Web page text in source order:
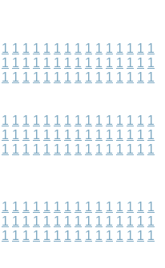
1 1 1 1 1 1 1 1 1 1 1 1 1 1 1
1 1 1 1 1 1 1 1 1 1 1 1 1 1 1
1 1 1 1 1 1 1 1 1 1 1 1 1 1 1
1 1 1 1 1 1 1 1 1 1 1 1 1 1 1
1 1 1 1 1 1 1 1 1 1 1 1 1 1 1
1 1 1 1 1 1 1 1 1 1 1 1 1 1 1
1 1 1 1 1 1 1 1 1 1 1 1 1 1 1
1 1 1 1 1 1 1 1 1 1 1 1 1 1 1
1 1 1 1 1 1 1 1 1 1 1 1 1 1 1